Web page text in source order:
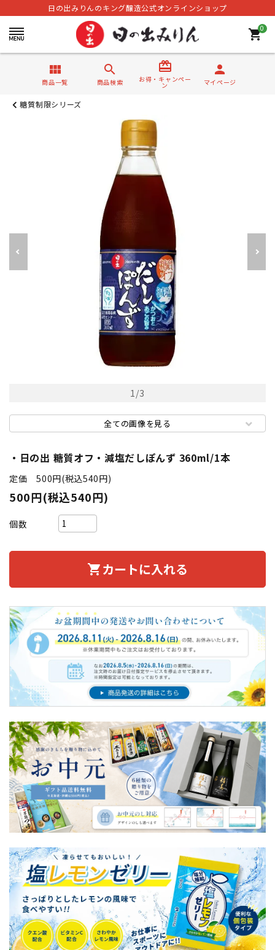
日の出みりんのキング醸造公式オンラインショップ
0
shopping_cart
view_module
商品一覧
search
商品検索
card_giftcard
お得・キャンペー
ン
person
マイページ
糖質制限シリーズ
1/3
全ての画像を見る
・日の出 糖質オフ・減塩だしぽんず 360ml/1本
定価 500円(税込540円)
500円(税込540円)
個数
shopping_cart カートに入れる